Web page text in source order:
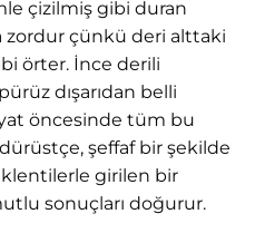
çizilmiş gibi duran
zordur çünkü deri alttaki
örter. İnce derili
dışarıdan belli
öncesinde tüm bu
şeffaf bir şekilde
girilen bir
sonuçları doğurur.